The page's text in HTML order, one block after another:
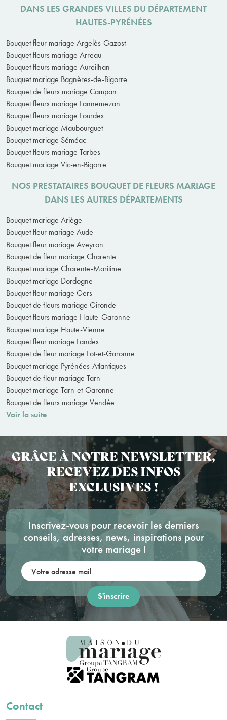
DANS LES GRANDES VILLES DU DÉPARTEMENT
HAUTES-PYRÉNÉES
Bouquet fleur mariage Argelès-Gazost
Bouquet fleurs mariage Arreau
Bouquet fleurs mariage Aureilhan
Bouquet mariage Bagnères-de-Bigorre
Bouquet de fleurs mariage Campan
Bouquet fleurs mariage Lannemezan
Bouquet fleurs mariage Lourdes
Bouquet mariage Maubourguet
Bouquet mariage Séméac
Bouquet fleurs mariage Tarbes
Bouquet mariage Vic-en-Bigorre
NOS PRESTATAIRES BOUQUET DE FLEURS MARIAGE
DANS LES AUTRES DÉPARTEMENTS
Bouquet mariage Ariège
Bouquet fleur mariage Aude
Bouquet fleur mariage Aveyron
Bouquet de fleur mariage Charente
Bouquet mariage Charente-Maritime
Bouquet mariage Dordogne
Bouquet fleur mariage Gers
Bouquet de fleurs mariage Gironde
Bouquet fleurs mariage Haute-Garonne
Bouquet mariage Haute-Vienne
Bouquet fleur mariage Landes
Bouquet de fleur mariage Lot-et-Garonne
Bouquet mariage Pyrénées-Atlantiques
Bouquet de fleur mariage Tarn
Bouquet mariage Tarn-et-Garonne
Bouquet de fleurs mariage Vendée
Voir la suite
GRÂCE À NOTRE NEWSLETTER,
RECEVEZ DES INFOS
EXCLUSIVES !
Inscrivez-vous pour recevoir les derniers
conseils, adresses, news, inspirations pour
votre mariage !
Contact